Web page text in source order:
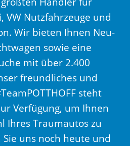
VW Nutzfahrzeuge und
Wir bieten Ihnen Neu-
sowie eine
mit über 2.400
freundliches und
steht
Verfügung, um Ihnen
Ihres Traumautos zu
uns noch heute und